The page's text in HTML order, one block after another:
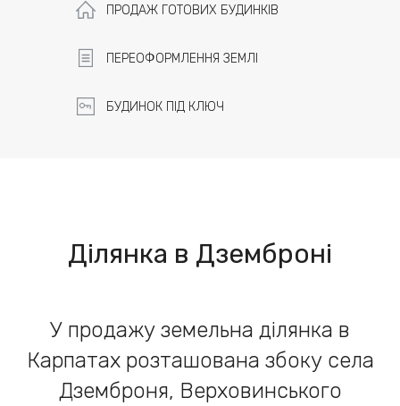
ПРОДАЖ ГОТОВИХ БУДИНКІВ
ПЕРЕОФОРМЛЕННЯ ЗЕМЛІ
БУДИНОК ПІД КЛЮЧ
Ділянка в Дземброні
У продажу земельна ділянка в
Карпатах розташована збоку села
Дземброня, Верховинського